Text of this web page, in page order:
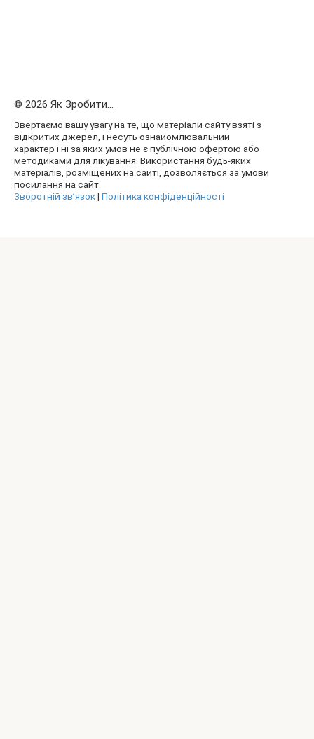
© 2026 Як Зробити...
Звертаємо вашу увагу на те, що матеріали сайту взяті з
відкритих джерел, і несуть ознайомлювальний
характер і ні за яких умов не є публічною офертою або
методиками для лікування. Використання будь-яких
матеріалів, розміщених на сайті, дозволяється за умови
посилання на сайт.
Зворотній зв’язок| Політика конфіденційності